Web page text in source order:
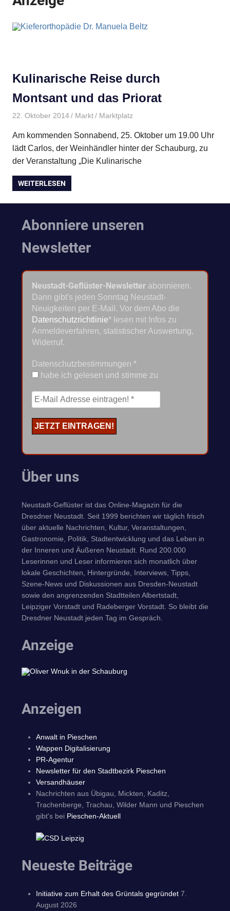
Kulinarische Reise durch
Montsant und das Priorat
22. Oktober 2014 Markt Marktplatz
Am kommenden Sonnabend, 25. Oktober um 19.00 Uhr
lädt Carlos, der Weinhändler hinter der Schauburg, zu
der Veranstaltung „Die Kulinarische
WEITERLESEN
Abonniere unseren
Newsletter
Neustadt-Geflüster-Newsletter abonnieren.
Dann gibt's jeden Sonntag Neustadt-
Neuigkeiten per E-Mail. Vor dem Abo die
Datenschutzrichtlinie* lesen mit Infos zu
Anmeldeverfahren, statistischer Auswertung,
Widerruf.
Datenschutzbestimmungen *
habe ich gelesen und stimme zu
Über uns
Neustadt-Geflüster ist das Online-Magazin für die
Dresdner Neustadt. Seit 1999 berichten wir täglich frisch
über aktuelle Nachrichten, Kultur, Veranstaltungen,
Gastronomie, Politik, Stadtentwicklung und das Leben in
der Inneren und Äußeren Neustadt. Rund 200.000
Leserinnen und Leser informieren sich monatlich über
lokale Geschichten, Hintergründe, Interviews, Tipps,
Szene-News und Diskussionen aus Dresden-Neustadt
sowie den angrenzenden Stadtteilen Albertstadt,
Leipziger Vorstadt und Radeberger Vorstadt. So bleibt die
Dresdner Neustadt jeden Tag im Gespräch.
Anzeige
Anzeigen
Anwalt in Pieschen
Wappen Digitalisierung
PR-Agentur
Newsletter für den Stadtbezirk Pieschen
Versandhäuser
Nachrichten aus Übigau, Mickten, Kaditz,
Trachenberge, Trachau, Wilder Mann und Pieschen
gibt's bei Pieschen-Aktuell
Neueste Beiträge
Initiative zum Erhalt des Grüntals gegründet 7.
August 2026